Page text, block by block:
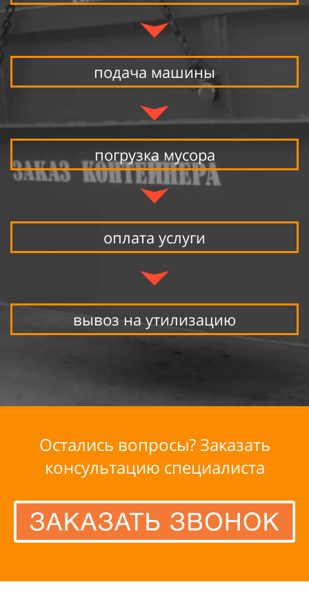
подача машины
погрузка мусора
оплата услуги
вывоз на утилизацию
Остались вопросы? Заказать
консультацию специалиста